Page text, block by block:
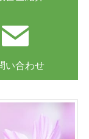
い合わせ